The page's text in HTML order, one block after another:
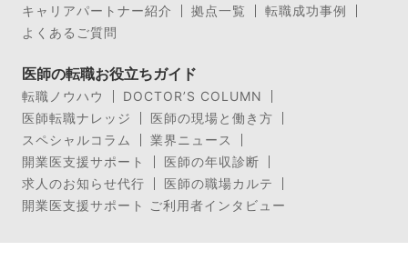
キャリアパートナー紹介
拠点一覧
転職成功事例
よくあるご質問
医師の転職お役立ちガイド
転職ノウハウ
DOCTOR’S COLUMN
医師転職ナレッジ
医師の現場と働き方
スペシャルコラム
業界ニュース
開業医支援サポート
医師の年収診断
求人のお知らせ代行
医師の職場カルテ
開業医支援サポート ご利用者インタビュー